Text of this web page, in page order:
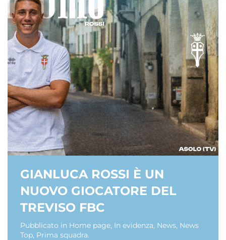
GIANLUCA ROSSI È UN
NUOVO GIOCATORE DEL
TREVISO FBC
Pubblicato in Home page, In evidenza, News, News
Top, Prima squadra.